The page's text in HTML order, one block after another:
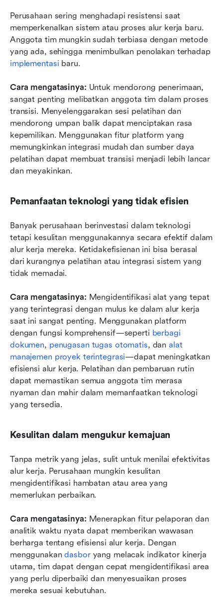
Perusahaan sering menghadapi resistensi saat
memperkenalkan sistem atau proses alur kerja baru.
Anggota tim mungkin sudah terbiasa dengan metode
implementasi baru.
Cara mengatasinya: Untuk mendorong penerimaan,
sangat penting melibatkan anggota tim dalam proses
transisi. Menyelenggarakan sesi pelatihan dan
mendorong umpan balik dapat menciptakan rasa
kepemilikan. Menggunakan fitur platform yang
memungkinkan integrasi mudah dan sumber daya
pelatihan dapat membuat transisi menjadi lebih lancar
dan meyakinkan.
Pemanfaatan teknologi yang tidak efisien
Banyak perusahaan berinvestasi dalam teknologi
tetapi kesulitan menggunakannya secara efektif dalam
alur kerja mereka. Ketidakefisienan ini bisa berasal
dari kurangnya pelatihan atau integrasi sistem yang
tidak memadai.
Cara mengatasinya: Mengidentifikasi alat yang tepat
yang terintegrasi dengan mulus ke dalam alur kerja
saat ini sangat penting. Menggunakan platform
dengan fungsi komprehensif—seperti berbagi
dokumen, penugasan tugas otomatis, dan alat
manajemen proyek terintegrasi—dapat meningkatkan
efisiensi alur kerja. Pelatihan dan pembaruan rutin
dapat memastikan semua anggota tim merasa
nyaman dan mahir dalam memanfaatkan teknologi
yang tersedia.
Kesulitan dalam mengukur kemajuan
Tanpa metrik yang jelas, sulit untuk menilai efektivitas
alur kerja. Perusahaan mungkin kesulitan
mengidentifikasi hambatan atau area yang
memerlukan perbaikan.
Cara mengatasinya: Menerapkan fitur pelaporan dan
analitik waktu nyata dapat memberikan wawasan
berharga tentang efisiensi alur kerja. Dengan
menggunakan dasbor yang melacak indikator kinerja
utama, tim dapat dengan cepat mengidentifikasi area
yang perlu diperbaiki dan menyesuaikan proses
mereka sesuai kebutuhan.